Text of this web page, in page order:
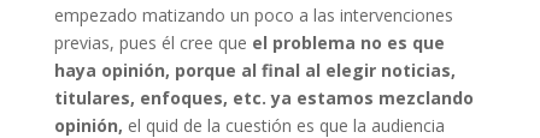
empezado matizando un poco a las intervenciones
previas, pues él cree que el problema no es que
haya opinión, porque al final al elegir noticias,
titulares, enfoques, etc. ya estamos mezclando
opinión, el quid de la cuestión es que la audiencia